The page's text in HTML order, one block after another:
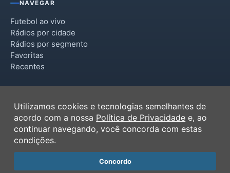
NAVEGAR
Futebol ao vivo
Rádios por cidade
Rádios por segmento
Favoritas
Recentes
Termos de Uso
Política de Privacidade
Ferramentas
Contato
Utilizamos cookies e tecnologias semelhantes de
acordo com a nossa Política de Privacidade e, ao
continuar navegando, você concorda com estas
condições.
Concordo